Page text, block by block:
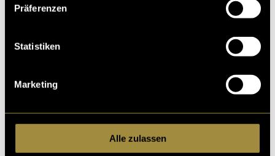
Präferenzen
Statistiken
Marketing
Alle zulassen